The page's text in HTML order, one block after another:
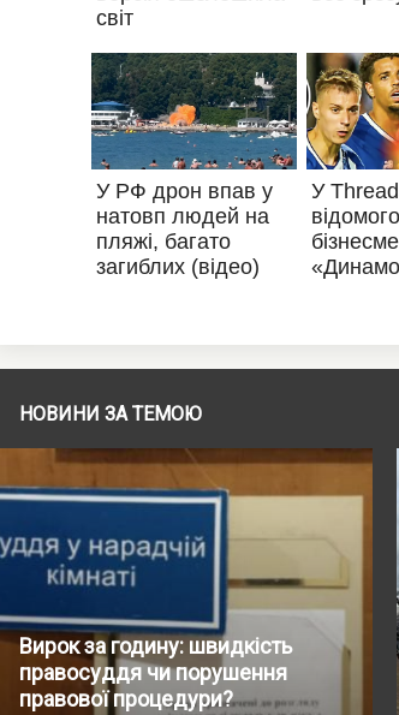
НОВИНИ ЗА ТЕМОЮ
Вирок за годину: швидкість
правосуддя чи порушення
правової процедури?